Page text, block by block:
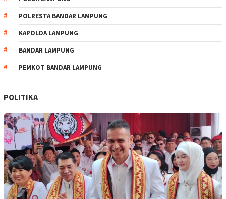
POLRESTA BANDAR LAMPUNG
KAPOLDA LAMPUNG
BANDAR LAMPUNG
PEMKOT BANDAR LAMPUNG
POLITIKA